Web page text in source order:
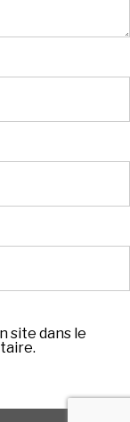
site dans le